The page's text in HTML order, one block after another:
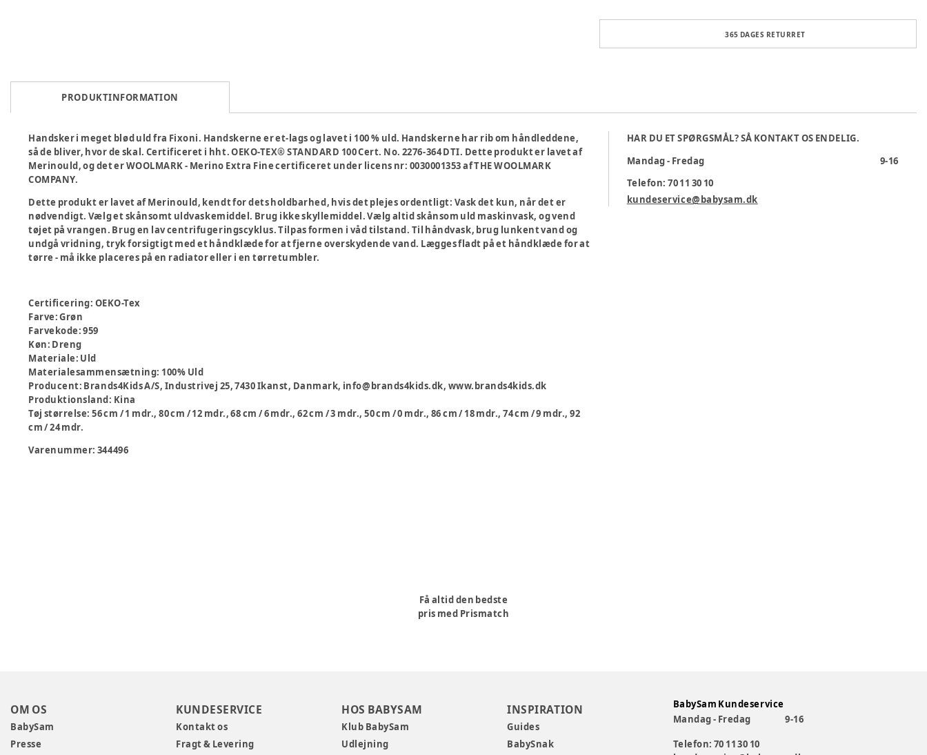
365 DAGES RETURRET
PRODUKTINFORMATION
Handsker i meget blød uld fra Fixoni. Handskerne er et-lags og lavet i 100 % uld. Handskerne har rib om håndleddene,
så de bliver, hvor de skal. Certificeret i hht. OEKO-TEX® STANDARD 100 Cert. No. 2276-364 DTI. Dette produkt er lavet af
Merinould, og det er WOOLMARK - Merino Extra Fine certificeret under licens nr: 0030001353 af THE WOOLMARK
COMPANY.
Dette produkt er lavet af Merinould, kendt for dets holdbarhed, hvis det plejes ordentligt: Vask det kun, når det er
nødvendigt. Vælg et skånsomt uldvaskemiddel. Brug ikke skyllemiddel. Vælg altid skånsom uld maskinvask, og vend
tøjet på vrangen. Brug en lav centrifugeringscyklus. Tilpas formen i våd tilstand. Til håndvask, brug lunkent vand og
undgå vridning, tryk forsigtigt med et håndklæde for at fjerne overskydende vand. Lægges fladt på et håndklæde for at
tørre - må ikke placeres på en radiator eller i en tørretumbler.
Certificering: OEKO-Tex
Farve:Grøn
Farvekode:959
Køn: Dreng
Materiale: Uld
Materialesammensætning: 100% Uld
Producent: Brands4Kids A/S, Industrivej 25, 7430 Ikanst, Danmark, info@brands4kids.dk, www.brands4kids.dk
Produktionsland: Kina
Tøj størrelse:56 cm / 1 mdr., 80 cm / 12 mdr., 68 cm / 6 mdr., 62 cm / 3 mdr., 50 cm / 0 mdr., 86 cm / 18 mdr., 74 cm / 9 mdr., 92
cm / 24 mdr.
Varenummer: 344496
HAR DU ET SPØRGSMÅL? SÅ KONTAKT OS ENDELIG.
Mandag - Fredag
9-16
Telefon: 70 11 30 10
kundeservice@babysam.dk
Få altid den bedste
pris med Prismatch
OM OS
BabySam
Presse
KUNDESERVICE
Kontakt os
Fragt & Levering
HOS BABYSAM
Klub BabySam
Udlejning
INSPIRATION
Guides
BabySnak
BabySam Kundeservice
Mandag - Fredag
9-16
Telefon: 70 11 30 10